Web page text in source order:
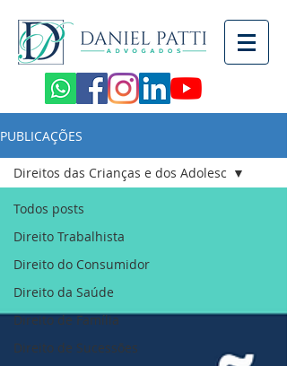
PUBLICAÇÕES
Todos posts
Direito Trabalhista
Direito do Consumidor
Direito da Saúde
Direito de Família
Direito de Sucessões
Direitos das Crianças e dos Adolesc